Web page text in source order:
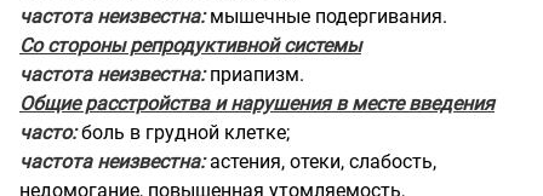
частота неизвестна:мышечные подергивания.
Со стороны репродуктивной системы
частота неизвестна:приапизм.
Общие расстройства и нарушения в месте введения
часто:боль в грудной клетке;
частота неизвестна:астения, отеки, слабость,
недомогание, повышенная утомляемость,